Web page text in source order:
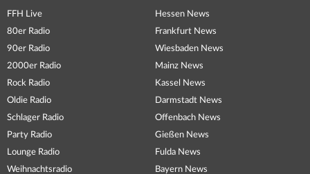
FFH Live
80er Radio
90er Radio
2000er Radio
Rock Radio
Oldie Radio
Schlager Radio
Party Radio
Lounge Radio
Weihnachtsradio
Hessen News
Frankfurt News
Wiesbaden News
Mainz News
Kassel News
Darmstadt News
Offenbach News
Gießen News
Fulda News
Bayern News